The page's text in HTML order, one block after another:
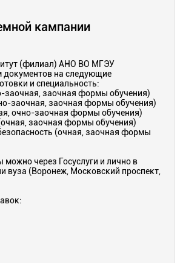
кампании
(филиал) АНО ВО МГЭУ
документов на следующие
и специальность:
заочная, заочная формы обучения)
заочная, заочная формы обучения)
очно-заочная формы обучения)
заочная формы обучения)
(очная, заочная формы
через Госуслуги и лично в
вуза (Воронеж, Московский проспект,